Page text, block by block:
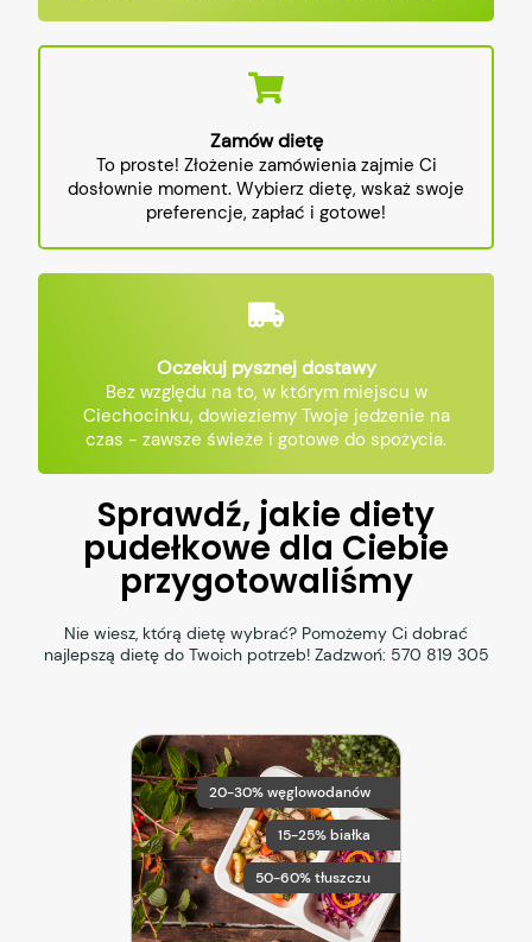
Zamów dietę
To proste! Złożenie zamówienia zajmie Ci
dosłownie moment. Wybierz dietę, wskaż swoje
preferencje, zapłać i gotowe!
Oczekuj pysznej dostawy
Bez względu na to, w którym miejscu w
Ciechocinku, dowieziemy Twoje jedzenie na
czas - zawsze świeże i gotowe do spożycia.
Sprawdź, jakie diety
pudełkowe dla Ciebie
przygotowaliśmy
Nie wiesz, którą dietę wybrać? Pomożemy Ci dobrać
najlepszą dietę do Twoich potrzeb! Zadzwoń: 570 819 305
20-30% węglowodanów
15-25% białka
50-60% tłuszczu